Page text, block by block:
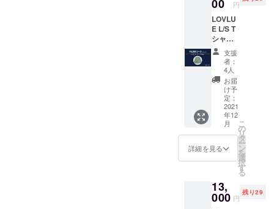
希望の
をご記
入くだ
さい。
（※ニッ
クネー
ム可）
ポスト
カード
●LOVL
UEオ
フィ
シャル
サイト
に支援
してい
ただい
た方の
名前 ※
支援
時、必
お名前
をご記
縮みま
せん ✔︎
ゆった
りめに
カット
された
デザイ
ン 【素
材】
100%
コット
イズ】
S, M, L,
XL サイ
い"
●LOVL
00 円
LOVLU
E L/S T
シャツ
[Green]
✔︎ ユニ
セック
ス ✔︎ 6.5
オンス
の重量
感と丈
夫さ ✔︎
ガーメ
ントダ
イ*（縫
製後の
果、洗
濯をし
ても縮
支援
者：
4人
お届
け予
定：
2021
年12
月
詳細を見る
こ
の
リ
タ
ー
ン
を
選
択
す
る
13,
000 円
残り29